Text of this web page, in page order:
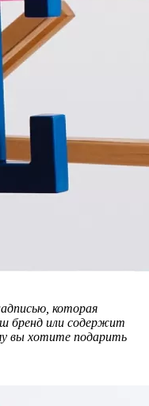
которая
бренд или содержит
вы хотите подарить